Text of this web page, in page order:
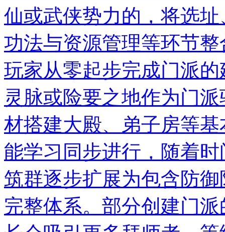
仙或武侠势力的，将选
功法与资源管理等环节
玩家从零起步完成门派
灵脉或险要之地作为门
材搭建大殿、弟子房等
能学习同步进行，随着
筑群逐步扩展为包含防
完整体系。部分创建门